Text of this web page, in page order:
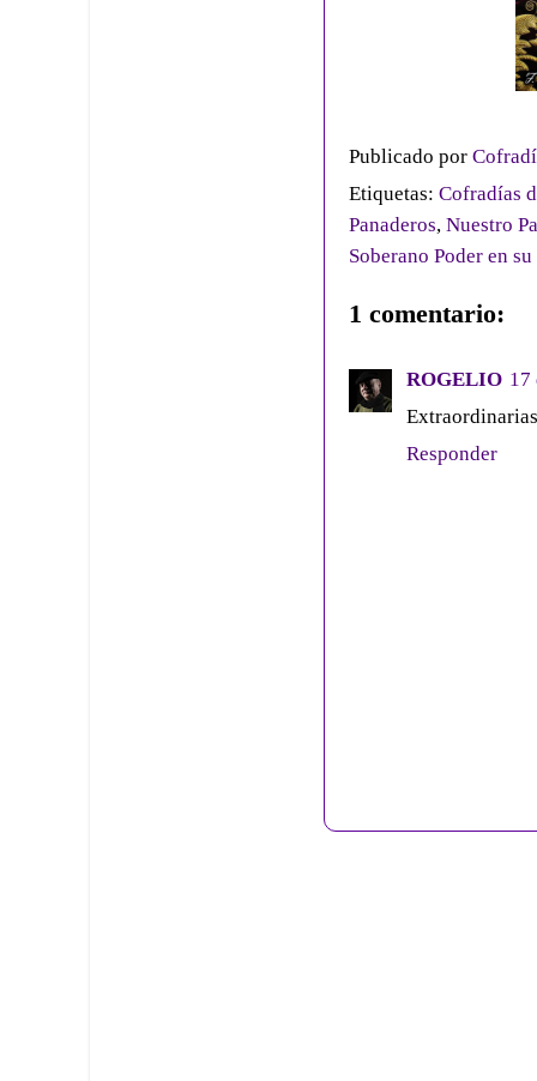
Publicado por
Etiquetas: Cofradías
Panaderos, Nuestro
Soberano Poder en
1 comentario:
ROGELIO 17
Responder